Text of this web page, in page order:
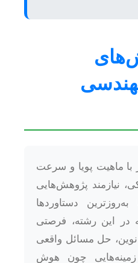
با ماهیت پویا و سرعت
نیازمند پژوهش‌هایی
دستاوردها
در این رشته، فرصتی
نوین، حل مسائل واقعی
چون هوش